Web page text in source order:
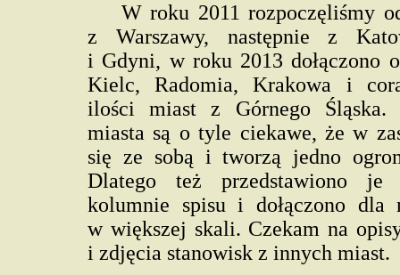
W roku 2011 rozpoczęliśmy
z Warszawy, następnie z
i Gdyni, w roku 2013 dołączono
Kielc, Radomia, Krakowa i
ilości miast z Górnego Śląska.
miasta są o tyle ciekawe, że w
się ze sobą i tworzą jedno
Dlatego też przedstawiono je
kolumnie spisu i dołączono dla
w większej skali. Czekam na
i zdjęcia stanowisk z innych miast.